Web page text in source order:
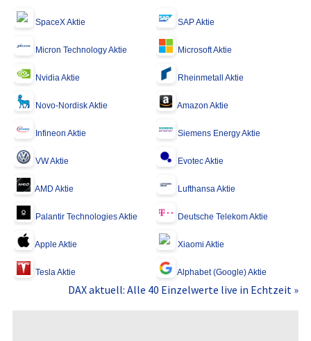
SpaceX Aktie SAP Aktie
Micron Technology Aktie Microsoft Aktie
Nvidia Aktie Rheinmetall Aktie
Novo-Nordisk Aktie Amazon Aktie
Infineon Aktie Siemens Energy Aktie
VW Aktie Evotec Aktie
AMD Aktie Lufthansa Aktie
Palantir Technologies Aktie Deutsche Telekom Aktie
Apple Aktie Xiaomi Aktie
Tesla Aktie Alphabet (Google) Aktie
DAX aktuell: Alle 40 Einzelwerte live in Echtzeit »